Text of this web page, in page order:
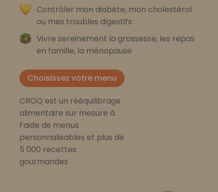
Contrôler mon diabète, mon cholestérol
ou mes troubles digestifs
Vivre sereinement la grossesse, les repas
en famille, la ménopause
Choisissez votre menu
CROQ est un rééquilibrage
alimentaire sur mesure à
l’aide de menus
personnalisables et plus de
5 000 recettes
gourmandes